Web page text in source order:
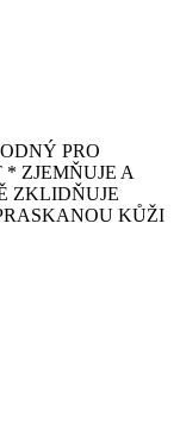
PRO
ZJEMŇUJE A
ZKLIDŇUJE
KŮŽI